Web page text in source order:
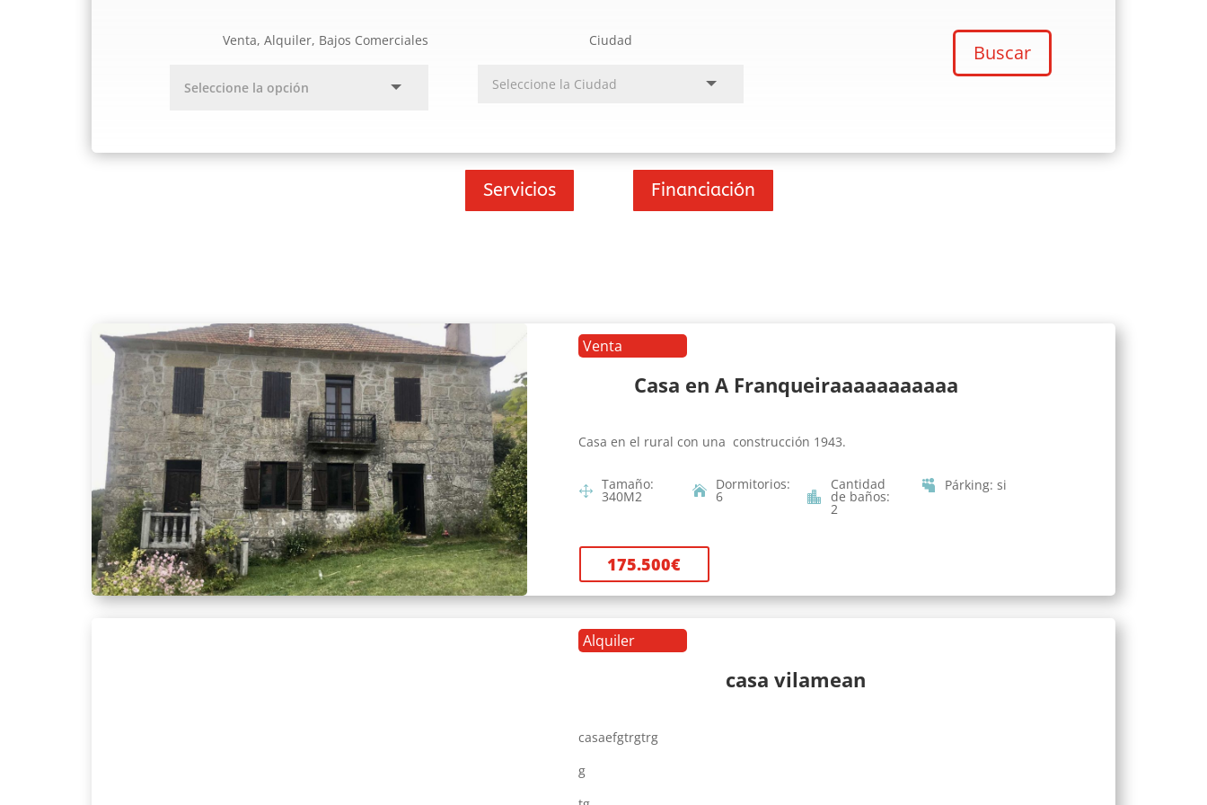
Venta, Alquiler, Bajos Comerciales Ciudad
Buscar
Servicios Financiación
Venta
Casa en A Franqueiraaaaaaaaaaa
Casa en el rural con una construcción 1943.
Tamaño:
340M2
Dormitorios:
6
Cantidad
de baños:
2
Párking:si
175.500€
Alquiler
casa vilamean
casaefgtrgtrg
g